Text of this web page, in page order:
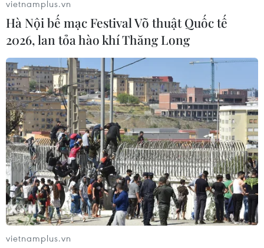
vietnamplus.vn
Hà Nội bế mạc Festival Võ thuật Quốc tế
2026, lan tỏa hào khí Thăng Long
vietnamplus.vn